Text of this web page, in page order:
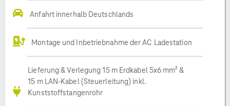
Anfahrt innerhalb Deutschlands
Montage und Inbetriebnahme der AC Ladestation
Lieferung & Verlegung 15 m Erdkabel 5x6 mm² &
15 m LAN-Kabel (Steuerleitung) inkl.
Kunststoffstangenrohr